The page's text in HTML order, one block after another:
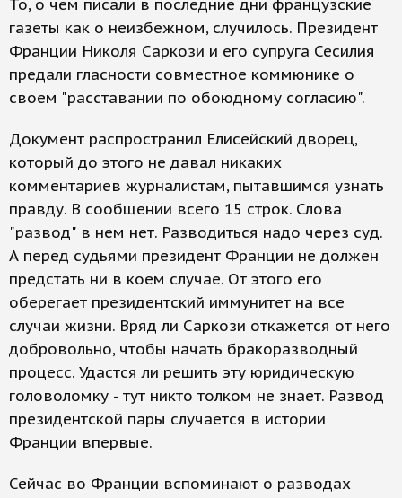
То, о чем писали в последние дни французские
газеты как о неизбежном, случилось. Президент
Франции Николя Саркози и его супруга Сесилия
предали гласности совместное коммюнике о
своем "расставании по обоюдному согласию".
Документ распространил Елисейский дворец,
который до этого не давал никаких
комментариев журналистам, пытавшимся узнать
правду. В сообщении всего 15 строк. Слова
"развод" в нем нет. Разводиться надо через суд.
А перед судьями президент Франции не должен
предстать ни в коем случае. От этого его
оберегает президентский иммунитет на все
случаи жизни. Вряд ли Саркози откажется от него
добровольно, чтобы начать бракоразводный
процесс. Удастся ли решить эту юридическую
головоломку - тут никто толком не знает. Развод
президентской пары случается в истории
Франции впервые.
Сейчас во Франции вспоминают о разводах